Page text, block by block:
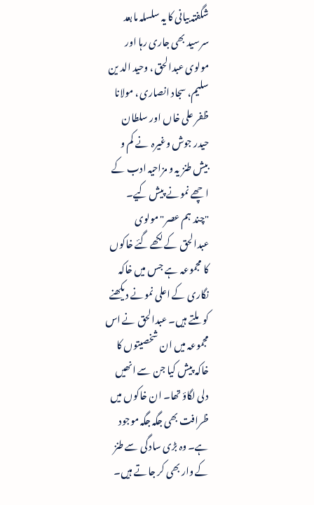
شگفتہ بیانی کا یہ سلسلہ مابعد
سرسید بھی جاری رہا اور
مولوی عبدالحق ، وحید الدین
سلیم، سجاد انصاری ، مولانا
ظفر علی خاں اور سلطان
حیدر جوش وغیرہ نے کم و
بیش طنزیہ و مزاحیہ ادب کے
اچھے نمونے پیش کیے۔
"چند ہم عصر" مولوی
عبدالحق کے لکھے گئے خاکوں
کا مجموعہ ہے جس میں خاکہ
نگاری کے اعلی نمونے دیکھنے
کو ملتے ہیں۔ عبدالحق نے اس
مجموعہ میں ان شخصیتوں کا
خاکہ پیش کیا جن سے انھیں
دلی لگاؤ تھا۔ ان خاکوں میں
ظرافت بھی جگہ جگہ موجود
ہے۔ وہ بڑی سادگی سے طنز
کے وار بھی کر جاتے ہیں۔